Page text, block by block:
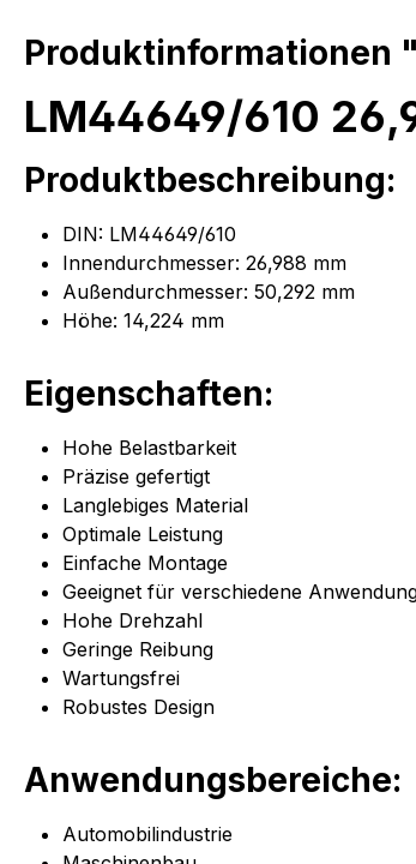
Produktinformationen
LM44649/610
Produktbeschreibung:
DIN: LM44649/610
Innendurchmesser: 26,988 mm
Außendurchmesser: 50,292 mm
Höhe: 14,224 mm
Eigenschaften:
Hohe Belastbarkeit
Präzise gefertigt
Langlebiges Material
Optimale Leistung
Einfache Montage
Geeignet für verschiedene
Hohe Drehzahl
Geringe Reibung
Wartungsfrei
Robustes Design
Anwendungsbereiche:
Automobilindustrie